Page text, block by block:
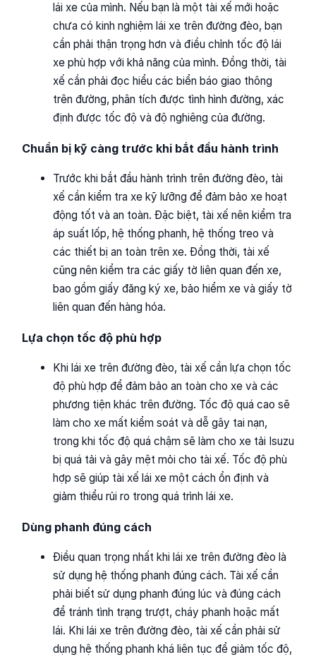
lái xe của mình. Nếu bạn là một tài xế mới hoặc
chưa có kinh nghiệm lái xe trên đường đèo, bạn
cần phải thận trọng hơn và điều chỉnh tốc độ lái
xe phù hợp với khả năng của mình. Đồng thời, tài
xế cần phải đọc hiểu các biển báo giao thông
trên đường, phân tích được tình hình đường, xác
định được tốc độ và độ nghiêng của đường.
Chuẩn bị kỹ càng trước khi bắt đầu hành trình
Trước khi bắt đầu hành trình trên đường đèo, tài
xế cần kiểm tra xe kỹ lưỡng để đảm bảo xe hoạt
động tốt và an toàn. Đặc biệt, tài xế nên kiểm tra
áp suất lốp, hệ thống phanh, hệ thống treo và
các thiết bị an toàn trên xe. Đồng thời, tài xế
cũng nên kiểm tra các giấy tờ liên quan đến xe,
bao gồm giấy đăng ký xe, bảo hiểm xe và giấy tờ
liên quan đến hàng hóa.
Lựa chọn tốc độ phù hợp
Khi lái xe trên đường đèo, tài xế cần lựa chọn tốc
độ phù hợp để đảm bảo an toàn cho xe và các
phương tiện khác trên đường. Tốc độ quá cao sẽ
làm cho xe mất kiểm soát và dễ gây tai nạn,
trong khi tốc độ quá chậm sẽ làm cho xe tải Isuzu
bị quá tải và gây mệt mỏi cho tài xế. Tốc độ phù
hợp sẽ giúp tài xế lái xe một cách ổn định và
giảm thiểu rủi ro trong quá trình lái xe.
Dùng phanh đúng cách
Điều quan trọng nhất khi lái xe trên đường đèo là
sử dụng hệ thống phanh đúng cách. Tài xế cần
phải biết sử dụng phanh đúng lúc và đúng cách
để tránh tình trạng trượt, cháy phanh hoặc mất
lái. Khi lái xe trên đường đèo, tài xế cần phải sử
dụng hệ thống phanh khá liên tục để giảm tốc độ,